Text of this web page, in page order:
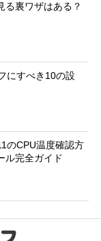
る裏ワザはある？
にすべき10の設
のCPU温度確認方
ル完全ガイド